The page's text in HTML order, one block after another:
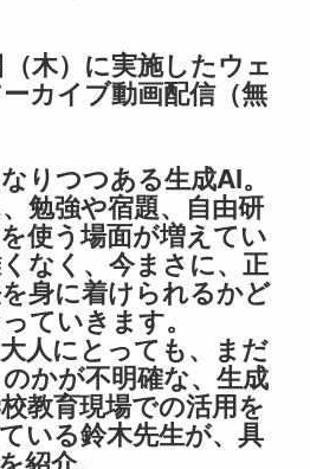
木）に実施したウェ
カイブ動画配信（無
りつつある生成AI。
勉強や宿題、自由研
使う場面が増えてい
なく、今まさに、正
身に着けられるかど
ていきます。
人にとっても、まだ
かが不明確な、生成
教育現場での活用を
いる鈴木先生が、具
紹介。